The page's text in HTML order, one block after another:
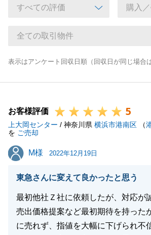
表示はアンケート回収日順（回収日が同じ場合
お客様評価 5
上大岡センター / 神奈川県 横浜市港南区 （
を ご売却
M様
M様 2022年12月19日
東急さんに変えて良かったと思う
最初他社Ｚ社に依頼したが、対応が
売出価格提案など最初期待を持った
に売れず、指値を大幅に下げられ不